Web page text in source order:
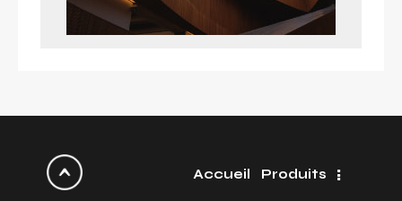
Accueil Produits